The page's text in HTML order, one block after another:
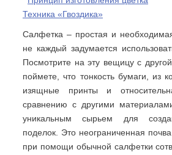
Техника «Гвоздика»
Салфетка – простая и
не каждый задумается
Посмотрите на эту вещицу с
поймете, что тонкость бумаги, из
изящные принты и
сравнению с другими
уникальным сырьем для
поделок. Это неограниченная
при помощи обычной салфетки